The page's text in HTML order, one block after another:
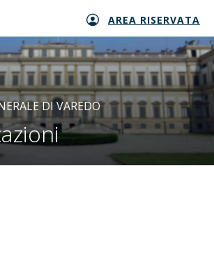
AREA RISERVATA
DI VAREDO